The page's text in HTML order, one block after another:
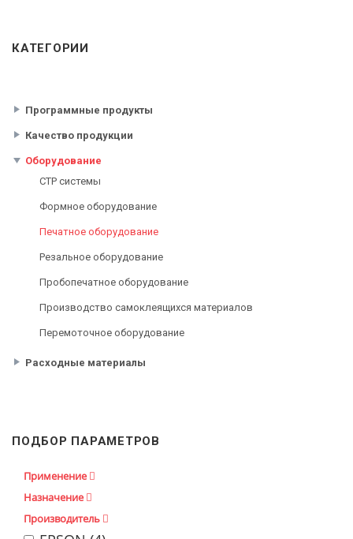
КАТЕГОРИИ
Программные продукты
Качество продукции
Оборудование
CTP системы
Формное оборудование
Печатное оборудование
Резальное оборудование
Пробопечатное оборудование
Производство самоклеящихся материалов
Перемоточное оборудование
Расходные материалы
ПОДБОР ПАРАМЕТРОВ
Применение
Назначение
Производитель